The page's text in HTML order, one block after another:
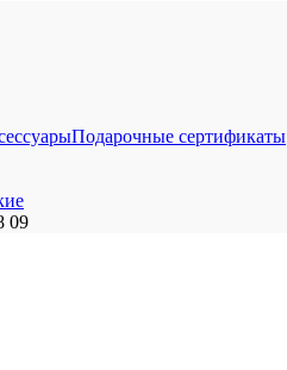
Подарочные сертификаты
09